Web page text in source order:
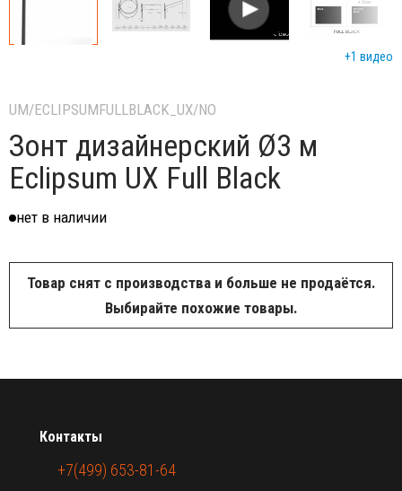
+1 видео
UM/ECLIPSUMFULLBLACK_UX/NO
Зонт дизайнерский Ø3 м
Eclipsum UX Full Black
нет в наличии
Товар снят с производства и больше не продаётся.
Выбирайте похожие товары.
Контакты
+7(499) 653-81-64